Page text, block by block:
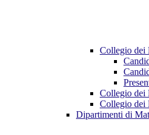
Collegio dei
Collegio dei
Collegio dei
Dipartimenti di